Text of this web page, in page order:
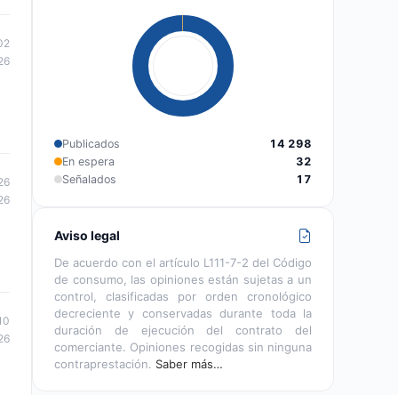
Publicados
14 298
En espera
32
Señalados
17
Aviso legal
De acuerdo con el artículo L111-7-2 del Código
de consumo, las opiniones están sujetas a un
control, clasificadas por orden cronológico
decreciente y conservadas durante toda la
duración de ejecución del contrato del
comerciante. Opiniones recogidas sin ninguna
contraprestación. Saber más…